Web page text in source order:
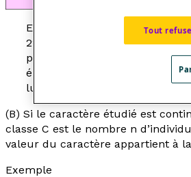
Effectif total : 40 élèves
22 élèves Effectif partiel des
partiel des élèves qui portent
élèves Effectif partiel des
lunettes : 8 élèves
(B) Si le caractère étudié est
classe C est le nombre n
valeur du caractère appartient à
Exemple
Tout